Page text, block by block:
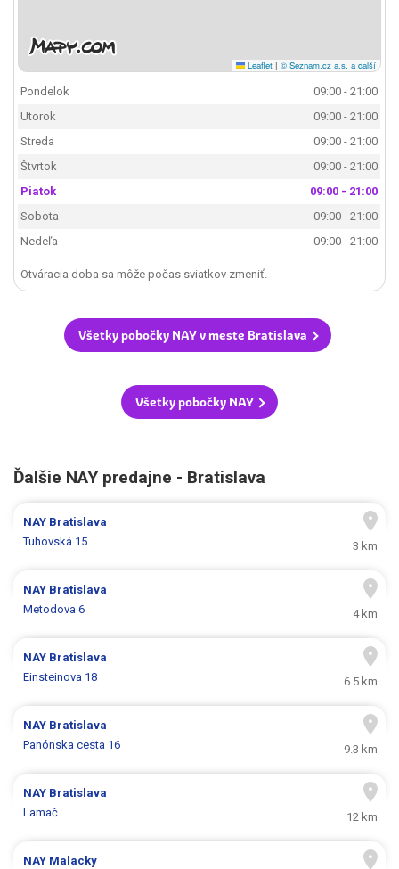
Leaflet | © Seznam.cz a.s. a další
Pondelok
09:00 - 21:00
Utorok
09:00 - 21:00
Streda
09:00 - 21:00
Štvrtok
09:00 - 21:00
Piatok
09:00 - 21:00
Sobota
09:00 - 21:00
Nedeľa
09:00 - 21:00
Otváracia doba sa môže počas sviatkov zmeniť.
Všetky pobočky NAY v meste Bratislava
Všetky pobočky NAY
Ďalšie NAY predajne - Bratislava
NAY Bratislava
Tuhovská 15
3 km
NAY Bratislava
Metodova 6
4 km
NAY Bratislava
Einsteinova 18
6.5 km
NAY Bratislava
Panónska cesta 16
9.3 km
NAY Bratislava
Lamač
12 km
NAY Malacky